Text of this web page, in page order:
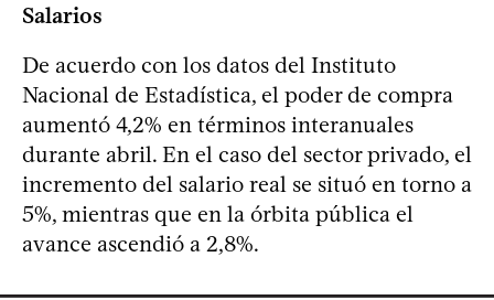
Salarios
De acuerdo con los datos del Instituto
Nacional de Estadística, el poder de compra
aumentó 4,2% en términos interanuales
durante abril. En el caso del sector privado, el
incremento del salario real se situó en torno a
5%, mientras que en la órbita pública el
avance ascendió a 2,8%.